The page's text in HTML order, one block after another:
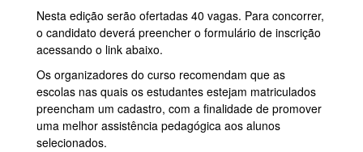
Nesta edição serão ofertadas 40 vagas. Para concorrer,
o candidato deverá preencher o formulário de inscrição
acessando o link abaixo.
Os organizadores do curso recomendam que as
escolas nas quais os estudantes estejam matriculados
preencham um cadastro, com a finalidade de promover
uma melhor assistência pedagógica aos alunos
selecionados.